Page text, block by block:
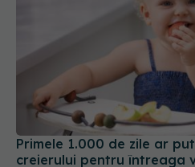
Primele 1.000 de zile ar
creierului pentru întreaga
08 aug 2026, 12:00